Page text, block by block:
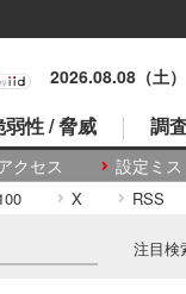
2026.08.08（土）
クセス 設定ミス
弱性 / 脅威 調
X RSS
注目検